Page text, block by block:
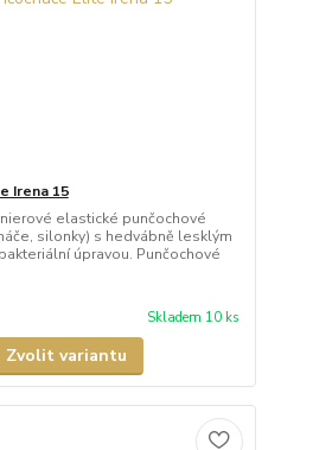
Irena 15
elastické punčochové
silonky) s hedvábně lesklým
úpravou. Punčochové
Skladem 10 ks
Zvolit variantu